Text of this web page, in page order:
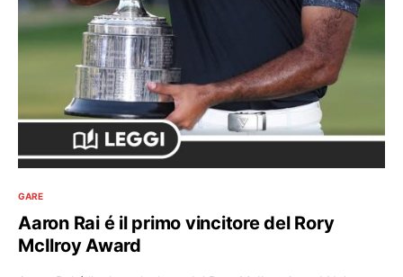
GARE
Aaron Rai é il primo vincitore del Rory
McIlroy Award